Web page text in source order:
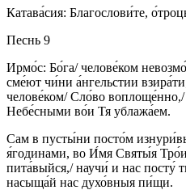
Катава́сия: Благослови́те,
Песнь 9
Ирмо́с: Бо́га/ челове́ком
сме́ют чи́ни а́нгельстии
челове́ком/ Сло́во
Небе́сными во́и Тя ублажа́ем.
Сам в пусты́ни посто́м
я́годинами, во И́мя Святы́я
пита́выйся,/ научи́ и нас посту́
насыща́й нас духо́вныя пи́щи.